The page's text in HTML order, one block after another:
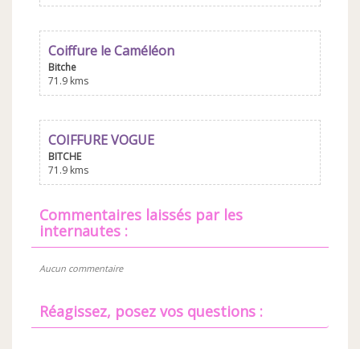
Coiffure le Caméléon
Bitche
71.9 kms
COIFFURE VOGUE
BITCHE
71.9 kms
commentaires laissés par les
internautes :
Aucun commentaire
Réagissez, posez vos questions :